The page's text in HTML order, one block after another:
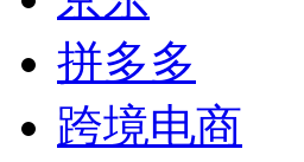
拼多多
跨境电商